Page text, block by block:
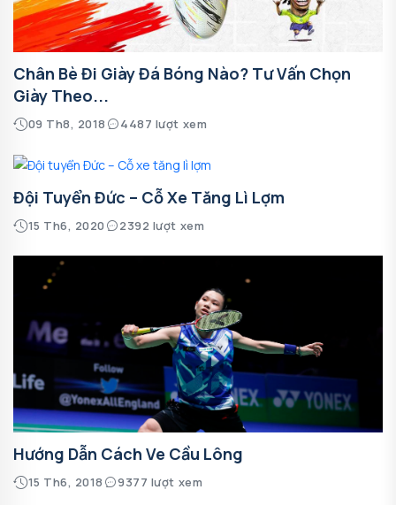
Chân Bè Đi Giày Đá Bóng Nào? Tư Vấn Chọn
Giày Theo...
09 Th8, 2018 4487 lượt xem
Đội Tuyển Đức – Cỗ Xe Tăng Lì Lợm
15 Th6, 2020 2392 lượt xem
Hướng Dẫn Cách Ve Cầu Lông
15 Th6, 2018 9377 lượt xem